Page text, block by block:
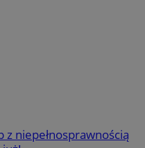
niepełnosprawnością